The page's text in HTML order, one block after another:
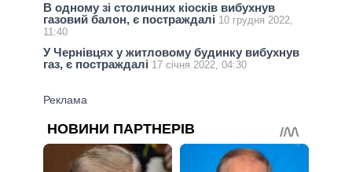
В одному зі столичних кіосків вибухнув
газовий балон, є постраждалі 10 грудня 2022,
11:40
У Чернівцях у житловому будинку вибухнув
газ, є постраждалі 17 січня 2022, 04:30